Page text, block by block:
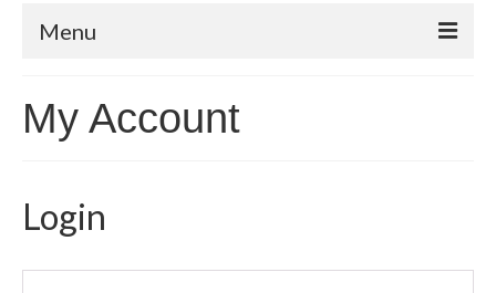
Menu
Pesanan Anda
Akun Saya
KATALOG PRODUK
My Account
Login